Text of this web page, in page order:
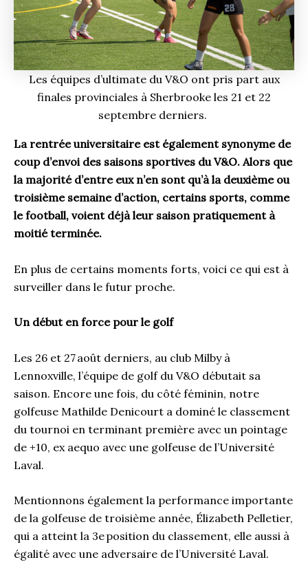
Les équipes d’ultimate du V&O ont pris part aux
finales provinciales à Sherbrooke les 21 et 22
septembre derniers.
La rentrée universitaire est également synonyme de
coup d’envoi des saisons sportives du V&O. Alors que
la majorité d’entre eux n’en sont qu’à la deuxième ou
troisième semaine d’action, certains sports, comme
le football, voient déjà leur saison pratiquement à
moitié terminée.
En plus de certains moments forts, voici ce qui est à
surveiller dans le futur proche.
Un début en force pour le golf
Les 26 et 27 août derniers, au club Milby à
Lennoxville, l’équipe de golf du V&O débutait sa
saison. Encore une fois, du côté féminin, notre
golfeuse Mathilde Denicourt a dominé le classement
du tournoi en terminant première avec un pointage
de +10, ex aequo avec une golfeuse de l’Université
Laval.
Mentionnons également la performance importante
de la golfeuse de troisième année, Élizabeth Pelletier,
qui a atteint la 3e position du classement, elle aussi à
égalité avec une adversaire de l’Université Laval.